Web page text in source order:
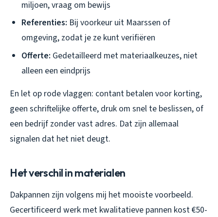
miljoen, vraag om bewijs
Referenties: Bij voorkeur uit Maarssen of
omgeving, zodat je ze kunt verifiëren
Offerte: Gedetailleerd met materiaalkeuzes, niet
alleen een eindprijs
En let op rode vlaggen: contant betalen voor korting,
geen schriftelijke offerte, druk om snel te beslissen, of
een bedrijf zonder vast adres. Dat zijn allemaal
signalen dat het niet deugt.
Het verschil in materialen
Dakpannen zijn volgens mij het mooiste voorbeeld.
Gecertificeerd werk met kwalitatieve pannen kost €50-